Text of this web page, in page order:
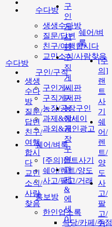
수다방
생생수다방
질문/답변
친구/여행합시다
교민소식/사람찾음
구인/구직
구인게시판
구직게시판
농장/공장구인
과제&에세이
과외&개인광고
쉐어/벼룩
[주의]랜트사기
쉐어/렌트/양도
사고/팔고/거래
홍보방
한인업소록
식당/카페/주점
수다방
생생
수다
방
질문/
답변
친구/
여행
합시
다
교민
소식/
사람
찾음
구
인
게
시
판
구
직
게
시
판
농
장/
공
장
구
인
과
제
&
에
세
이
쉐어/벼
룩
[주
의]
랜
트
사
기
쉐
어/
렌
트/
양
도
사
고/
팔
고/
거